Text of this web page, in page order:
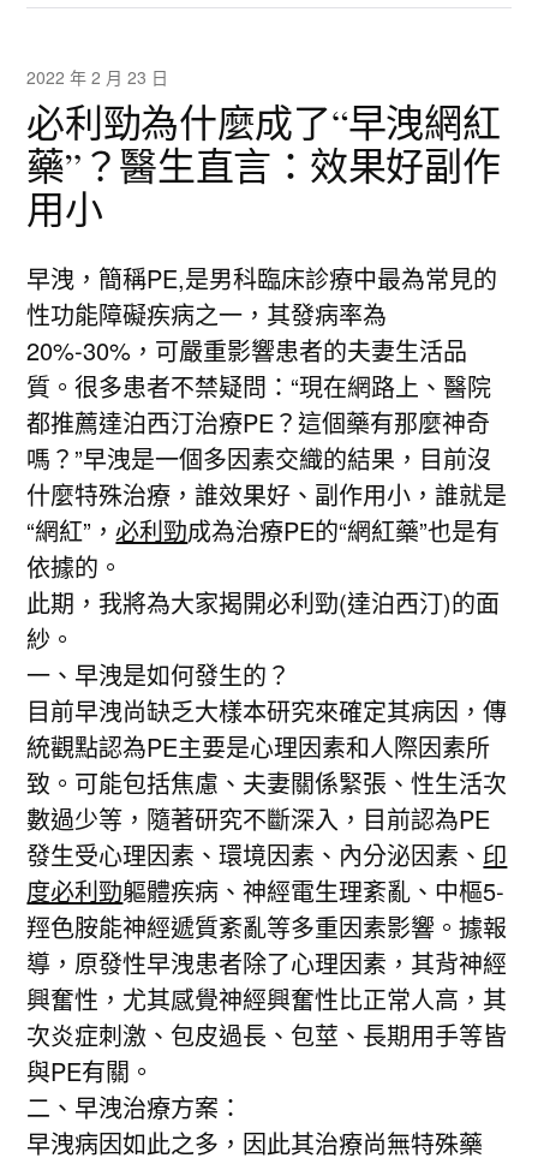
2022 年 2 月 23 日
必利勁為什麼成了“早洩網紅
藥”？醫生直言：效果好副作
用小
早洩，簡稱PE,是男科臨床診療中最為常見的
性功能障礙疾病之一，其發病率為
20%-30%，可嚴重影響患者的夫妻生活品
質。很多患者不禁疑問：“現在網路上、醫院
都推薦達泊西汀治療PE？這個藥有那麼神奇
嗎？”早洩是一個多因素交織的結果，目前沒
什麼特殊治療，誰效果好、副作用小，誰就是
“網紅”，必利勁成為治療PE的“網紅藥”也是有
依據的。
此期，我將為大家揭開必利勁(達泊西汀)的面
紗。
一、早洩是如何發生的？
目前早洩尚缺乏大樣本研究來確定其病因，傳
統觀點認為PE主要是心理因素和人際因素所
致。可能包括焦慮、夫妻關係緊張、性生活次
數過少等，隨著研究不斷深入，目前認為PE
發生受心理因素、環境因素、內分泌因素、 印
度必利勁軀體疾病、神經電生理紊亂、中樞5-
羥色胺能神經遞質紊亂等多重因素影響。據報
導，原發性早洩患者除了心理因素，其背神經
興奮性，尤其感覺神經興奮性比正常人高，其
次炎症刺激、包皮過長、包莖、長期用手等皆
與PE有關。
二、早洩治療方案：
早洩病因如此之多，因此其治療尚無特殊藥